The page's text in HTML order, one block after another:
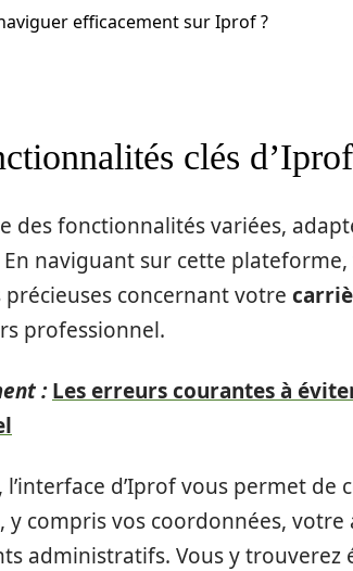
efficacement sur Iprof ?
clés
des fonctionnalités variées,
naviguant sur cette
concernant votre
professionnel.
: Les erreurs courantes à
l’interface d’Iprof vous permet
y compris vos coordonnées,
administratifs. Vous y